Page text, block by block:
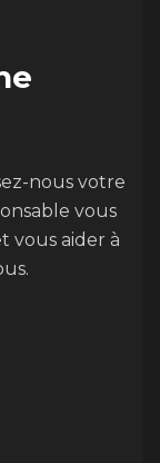
nous votre
vous
vous aider à